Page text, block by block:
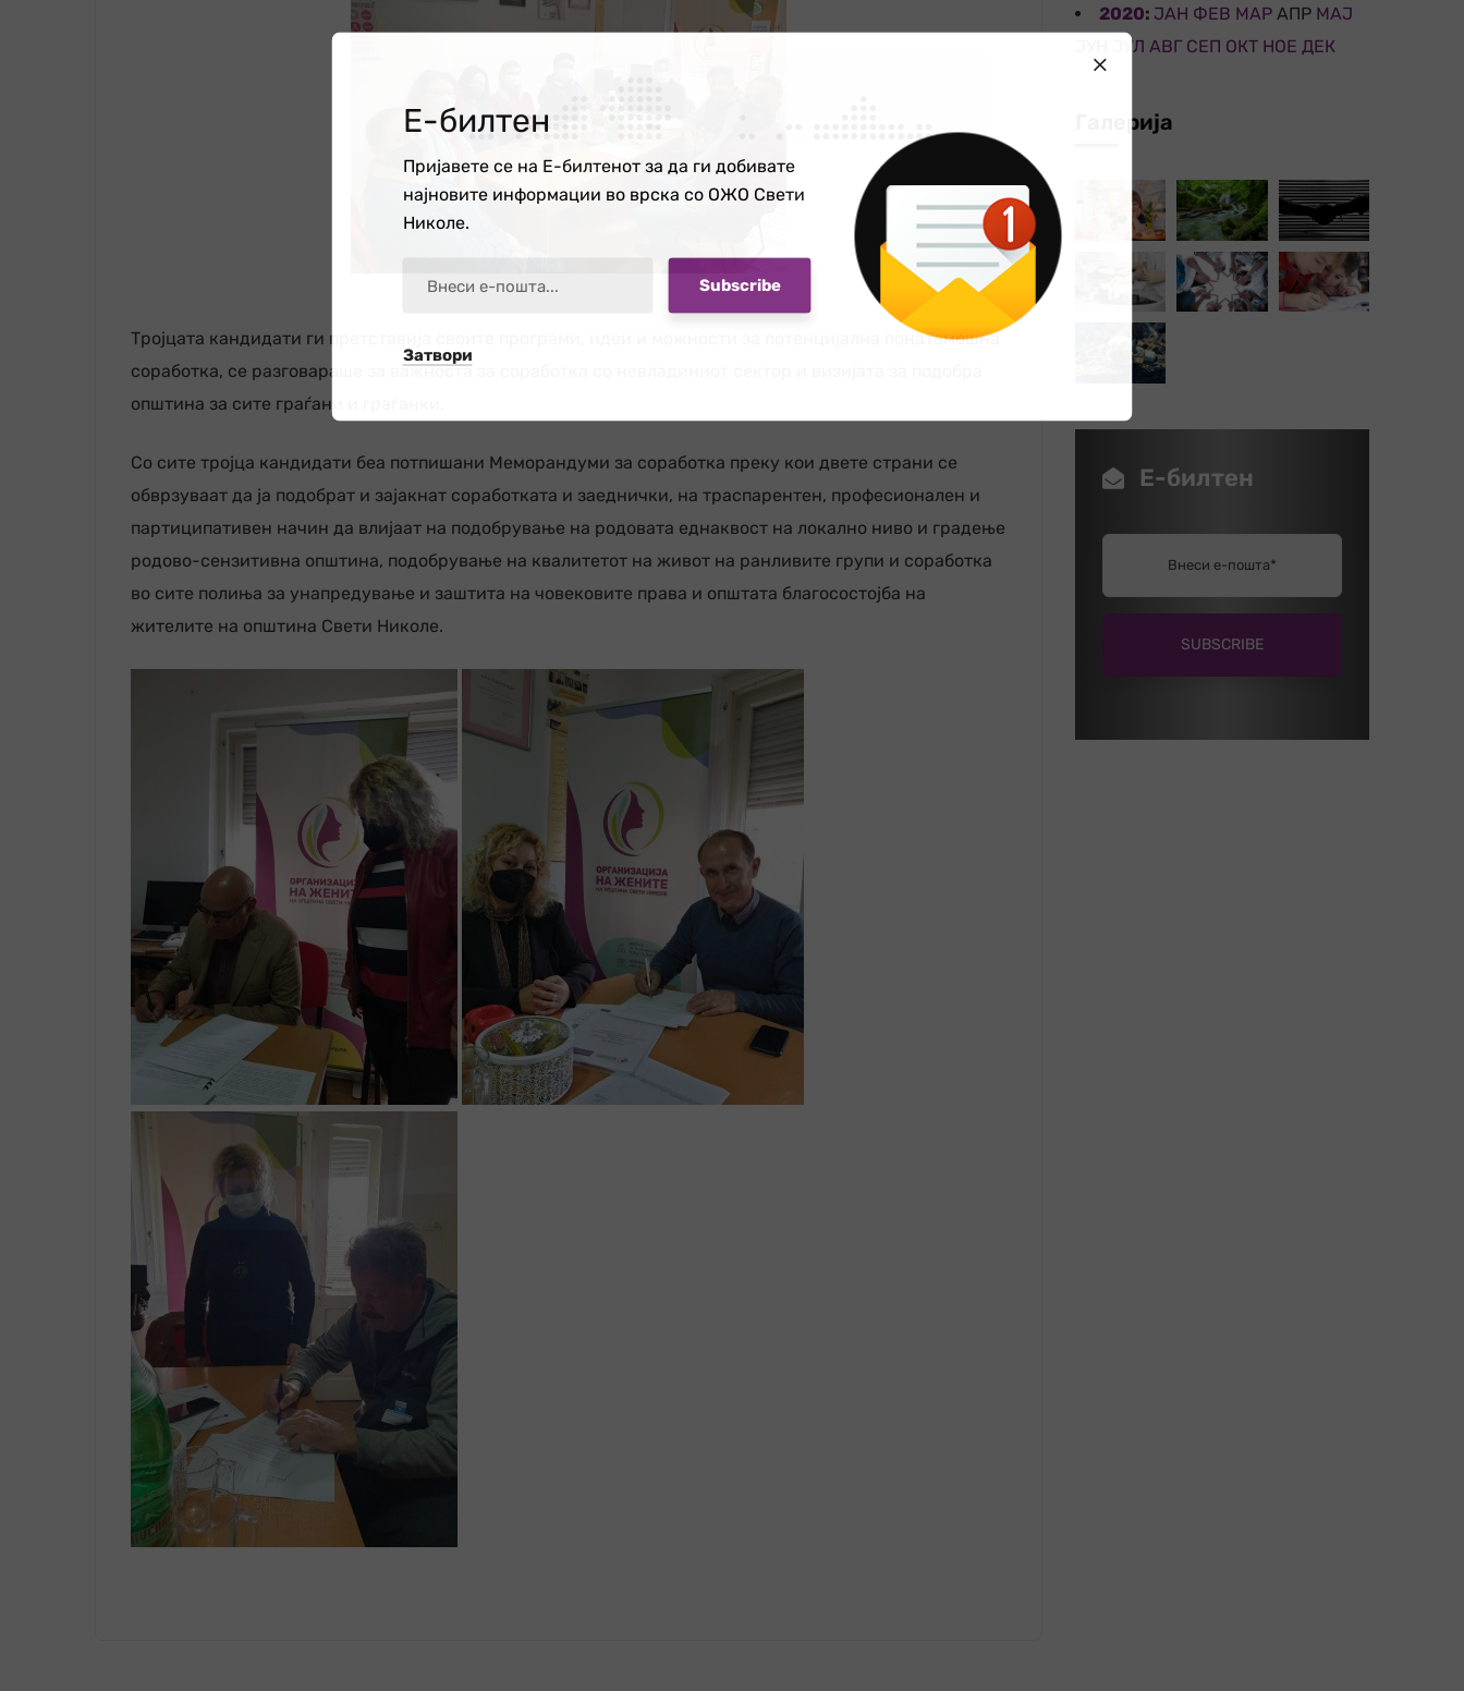
Тројцата кандидати ги претставија своите програми, идеи и можности за потенцијална понатамошна
соработка, се разговараше за важноста за соработка со невладиниот сектор и визијата за подобра
општина за сите граѓани и граѓанки.
Со сите тројца кандидати беа потпишани Меморандуми за соработка преку кои двете страни се
обврзуваат да ја подобрат и зајакнат соработката и заеднички, на траспарентен, професионален и
партиципативен начин да влијаат на подобрување на родовата еднаквост на локално ниво и градење
родово-сензитивна општина, подобрување на квалитетот на живот на ранливите групи и соработка
во сите полиња за унапредување и заштита на човековите права и општата благосостојба на
жителите на општина Свети Николе.
2020: ЈАН ФЕВ МАР АПР МАЈ
ЈУЛ АВГ СЕП ОКТ НОЕ ДЕК
Галерија
Е-билтен
Е-билтен
Пријавете се на Е-билтенот за да ги добивате
најновите информации во врска со ОЖО Свети
Николе.
Затвори